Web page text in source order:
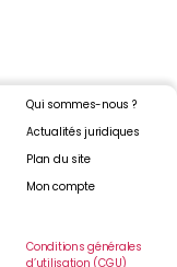
Qui sommes-nous ?
Actualités juridiques
Plan du site
Mon compte
Conditions générales
d’utilisation (CGU)